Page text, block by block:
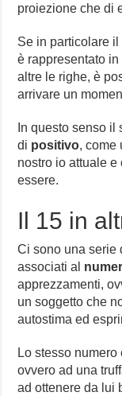
proiezione che di
Se in particolare
è rappresentato
altre le righe, è
arrivare un
In questo senso
di positivo, come
nostro io attuale
essere.
Il 15 in
Ci sono una serie
associati al
apprezzamenti,
un soggetto che
autostima ed
Lo stesso
ovvero ad una
ad ottenere da lui